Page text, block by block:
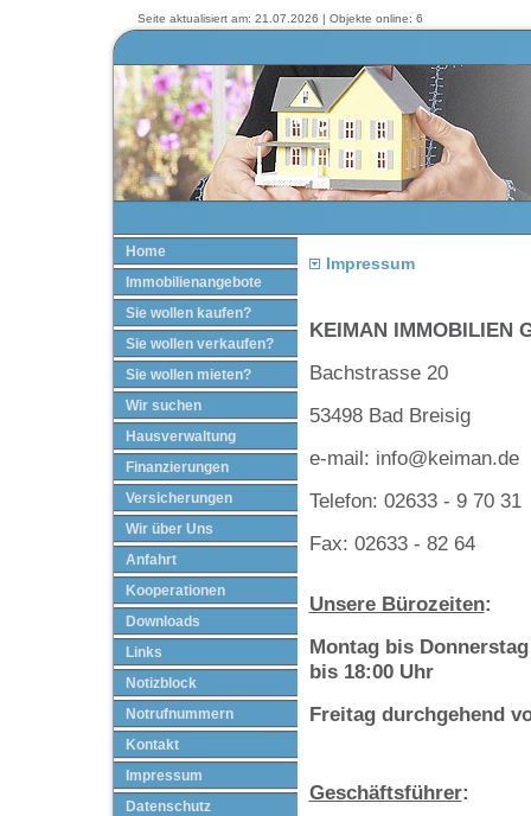
Seite aktualisiert am: 21.07.2026 | Objekte online: 6
Home
Immobilienangebote
Sie wollen kaufen?
Sie wollen verkaufen?
Sie wollen mieten?
Wir suchen
Hausverwaltung
Finanzierungen
Versicherungen
Wir über Uns
Anfahrt
Kooperationen
Downloads
Links
Notizblock
Notrufnummern
Kontakt
Impressum
Datenschutz
Impressum
KEIMAN IMMOBILIEN
Bachstrasse 20
53498 Bad Breisig
e-mail: info@keiman.de
Telefon: 02633 - 9 70 31
Fax: 02633 - 82 64
Unsere Bürozeiten:
Montag bis
bis 18:00 Uhr
Freitag durchgehend
Geschäftsführer: